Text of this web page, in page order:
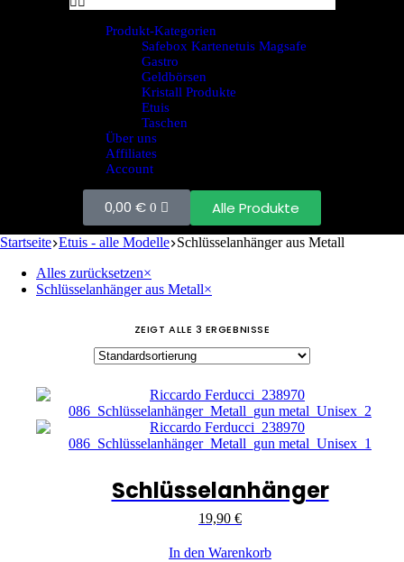
Alle Produkte
Produkt-Kategorien
Safebox Kartenetuis Magsafe
Gastro
Geldbörsen
Kristall Produkte
Etuis
Taschen
Über uns
Affiliates
Account
0,00 € 0
Startseite Etuis - alle Modelle Schlüsselanhänger aus Metall
Alles zurücksetzen×
Schlüsselanhänger aus Metall×
ZEIGT ALLE 3 ERGEBNISSE
Schlüsselanhänger
19,90 €
In den Warenkorb